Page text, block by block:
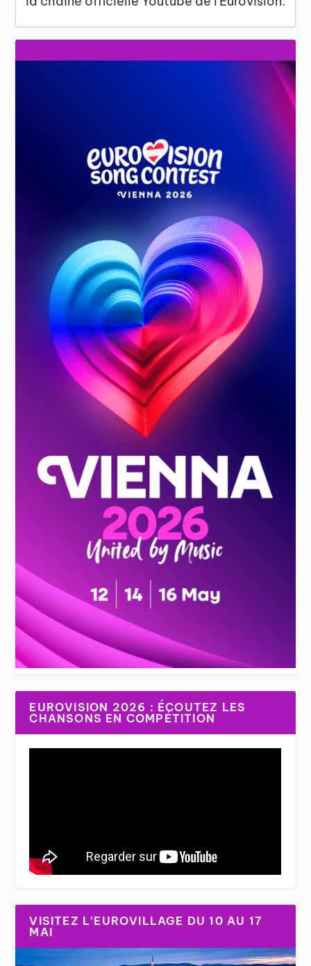
EUROVISION 2026 : ÉCOUTEZ LES
CHANSONS EN COMPÉTITION
VISITEZ L’EUROVILLAGE DU 10 AU 17
MAI